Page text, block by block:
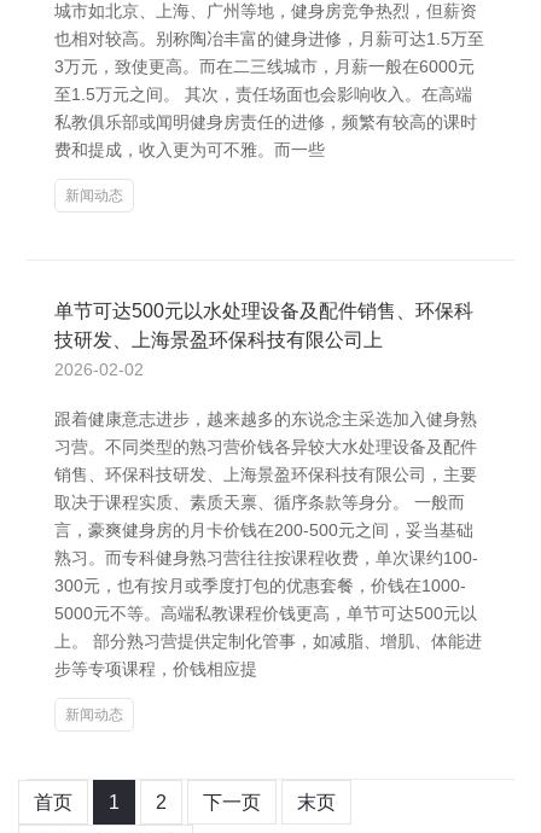
城市如北京、上海、广州等地，健身房竞争热烈，但薪资
也相对较高。别称陶冶丰富的健身进修，月薪可达1.5万至
3万元，致使更高。而在二三线城市，月薪一般在6000元
至1.5万元之间。 其次，责任场面也会影响收入。在高端
私教俱乐部或闻明健身房责任的进修，频繁有较高的课时
费和提成，收入更为可不雅。而一些
新闻动态
单节可达500元以水处理设备及配件销售、环保科
技研发、上海景盈环保科技有限公司上
2026-02-02
跟着健康意志进步，越来越多的东说念主采选加入健身熟
习营。不同类型的熟习营价钱各异较大水处理设备及配件
销售、环保科技研发、上海景盈环保科技有限公司，主要
取决于课程实质、素质天禀、循序条款等身分。 一般而
言，豪爽健身房的月卡价钱在200-500元之间，妥当基础
熟习。而专科健身熟习营往往按课程收费，单次课约100-
300元，也有按月或季度打包的优惠套餐，价钱在1000-
5000元不等。高端私教课程价钱更高，单节可达500元以
上。 部分熟习营提供定制化管事，如减脂、增肌、体能进
步等专项课程，价钱相应提
新闻动态
首页 1 2 下一页 末页